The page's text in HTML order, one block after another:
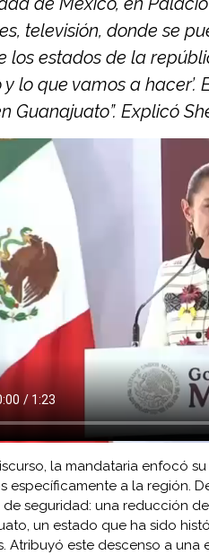
televisión, donde se
los estados de la
y lo que vamos a
Guanajuato”. Explicó
la mandataria enfocó
específicamente a la región.
de seguridad: una reducción
un estado que ha sido
Atribuyó este descenso a